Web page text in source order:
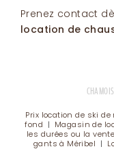
Prenez contact
location de
Prix location de ski
fond | Magasin de
les durées ou la
gants à Méribel |